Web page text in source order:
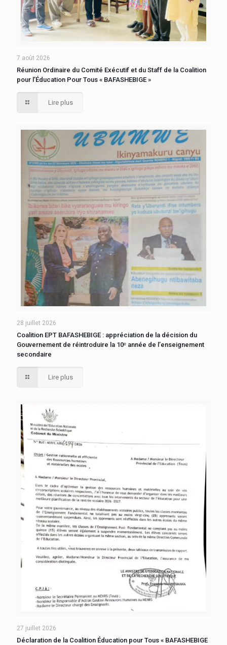
7 août 2026
Réunion Ordinaire du Comité Exécutif et du Staff de la Coalition
pour l’Éducation Pour Tous « BAFASHEBIGE »
Lire plus
28 juillet 2026
Coalition EPT BAFASHEBIGE : appréciation de la décision du
Gouvernement de réintroduire la 10ᵉ année de l’enseignement
secondaire
Lire plus
27 juillet 2026
Déclaration de la Coalition Éducation pour Tous « BAFASHEBIGE